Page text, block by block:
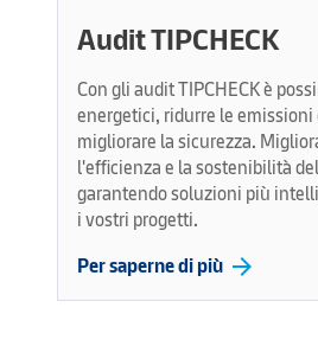
Audit TIPCHECK
Con gli audit TIPCHECK è
energetici, ridurre le emissioni
migliorare la sicurezza.
l'efficienza e la sostenibilità
garantendo soluzioni più
i vostri progetti.
Per saperne di più arrow_forward